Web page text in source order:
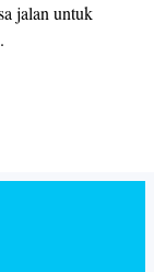
jalan untuk